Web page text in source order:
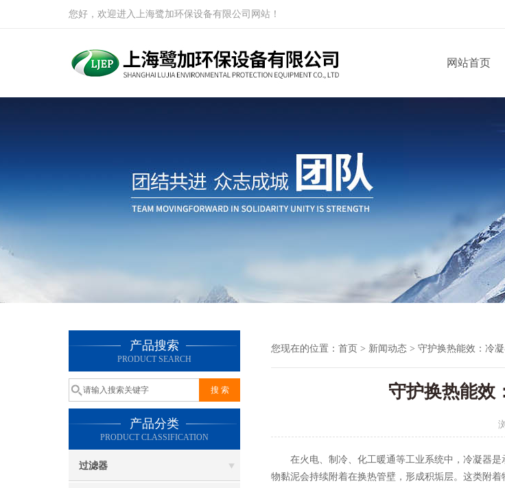
您好，欢迎进入上海鹭加环保设备有限公司网站！
网站首页
产品搜索
PRODUCT SEARCH
产品分类
PRODUCT CLASSIFICATION
过滤器
您现在的位置： 首页 > 新闻动态 > 守护换热能效：冷
守护换热能效
在火电、制冷、化工暖通等工业系统中，冷凝器是
物黏泥会持续附着在换热管壁，形成积垢层。这类附